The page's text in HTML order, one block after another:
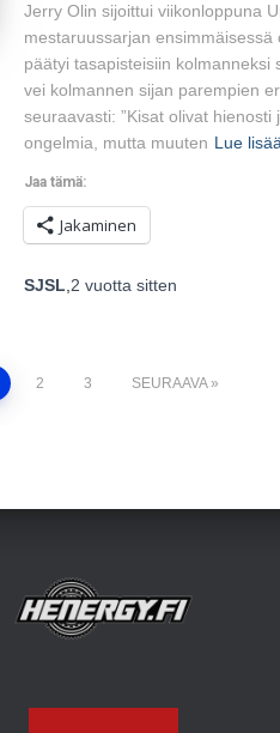
Jerry Olin sijoittui viikonloppuna
mestaruussarjan
päätyi tasapisteisiin kolmanneksi
vei kolmannen sijan parempien
seuraavasti: ”Kisat olivat
ongelmia, mutta muuten Lue lisää
Jaa tämä:
Jakaminen
SJSL 2 vuotta sitten
2 3 SEURAAVA